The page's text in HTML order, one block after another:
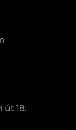
út 18.